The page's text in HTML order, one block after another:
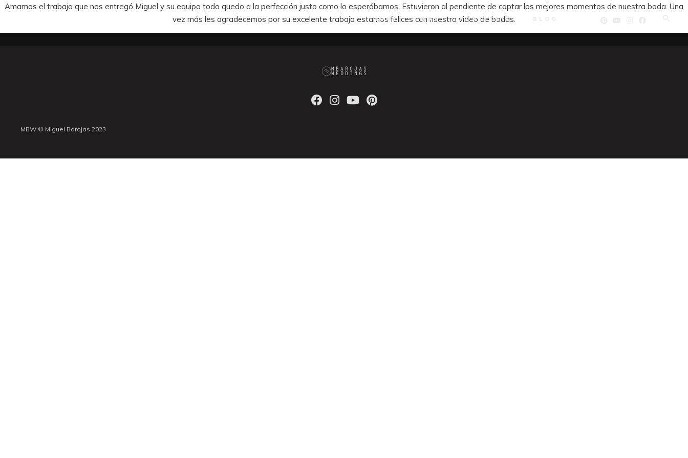
HOME MAS PORTFOLIO
Amamos el trabajo que nos entregó Miguel y su equipo todo quedo a la perfección justo como lo esperábamos. Estuvieron al pendiente de captar los mejores momentos de nuestra boda. Una
vez más les agradecemos por su excelente trabajo estamos felices con nuestro video de bodas.
MBW © Miguel Barojas 2023